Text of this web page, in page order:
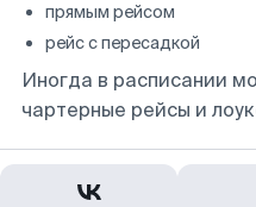
прямым рейсом
рейс с пересадкой
Иногда в расписании
чартерные рейсы и